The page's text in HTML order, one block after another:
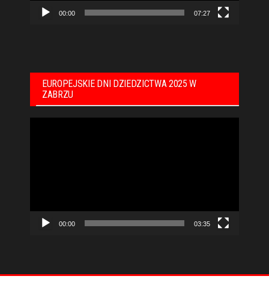
00:00 07:27
EUROPEJSKIE DNI DZIEDZICTWA 2025 W
ZABRZU
00:00 03:35